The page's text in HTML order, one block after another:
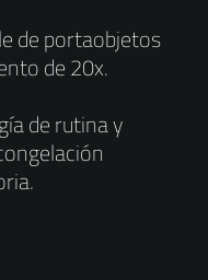
de portaobjetos
de 20x.
de rutina y